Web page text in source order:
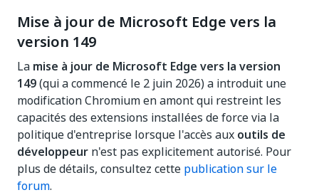
Mise à jour de Microsoft Edge vers la
version 149
La mise à jour de Microsoft Edge vers la version
149(qui a commencé le 2 juin 2026) a introduit une
modification Chromium en amont qui restreint les
capacités des extensions installées de force via la
politique d'entreprise lorsque l'accès aux outils de
développeur n'est pas explicitement autorisé. Pour
plus de détails, consultez cette publication sur le
forum.